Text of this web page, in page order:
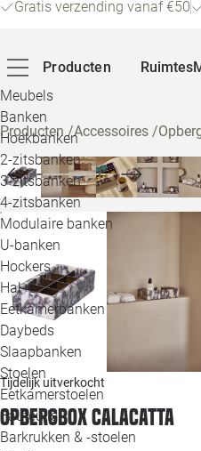
Gratis verzending vanaf €50
Producten
Meubels
Banken
Hoekbanken
2-zitsbanken
3-zitsbanken
4-zitsbanken
Modulaire banken
U-banken
Hockers
Hal- &
Eetkamerbanken
Daybeds
Slaapbanken
Stoelen
Eetkamerstoelen
Fauteuils
Barkrukken & -stoelen
Ruimtes
Producten/Accessoires /
Tijdelijk uitverkocht
Opbergbox Calacatta